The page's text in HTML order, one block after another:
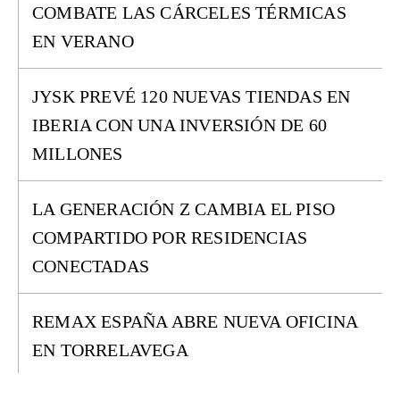
COMBATE LAS CÁRCELES TÉRMICAS
EN VERANO
JYSK PREVÉ 120 NUEVAS TIENDAS EN
IBERIA CON UNA INVERSIÓN DE 60
MILLONES
LA GENERACIÓN Z CAMBIA EL PISO
COMPARTIDO POR RESIDENCIAS
CONECTADAS
REMAX ESPAÑA ABRE NUEVA OFICINA
EN TORRELAVEGA